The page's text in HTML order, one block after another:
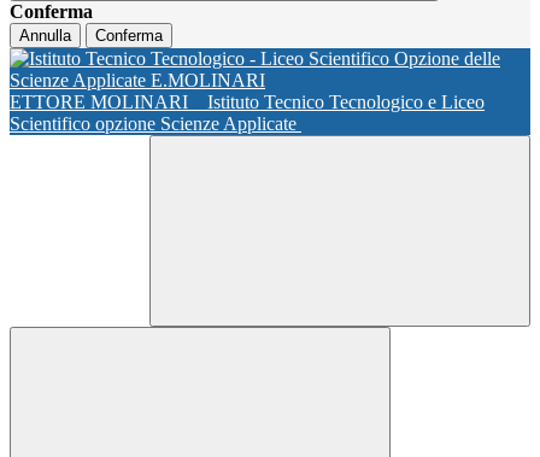
Conferma
Annulla Conferma
ETTORE MOLINARI
Istituto Tecnico Tecnologico e Liceo
Scientifico opzione Scienze Applicate